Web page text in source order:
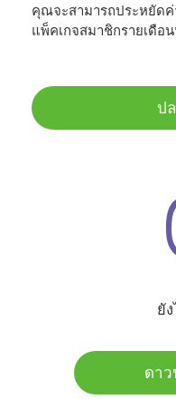
คุณจะสามารถประหยัด
แพ็คเกจสมาชิกรายเดือ
ป
ยั
ดา